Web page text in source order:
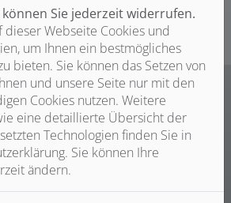
mit Horst Oestreich
Bernhardt e.K.
Sie jederzeit widerrufen.
Webseite Cookies und
um Ihnen ein bestmögliches
bieten. Sie können das Setzen von
und unsere Seite nur mit den
Cookies nutzen. Weitere
eine detaillierte Übersicht der
Technologien finden Sie in
Sie können Ihre
ändern.